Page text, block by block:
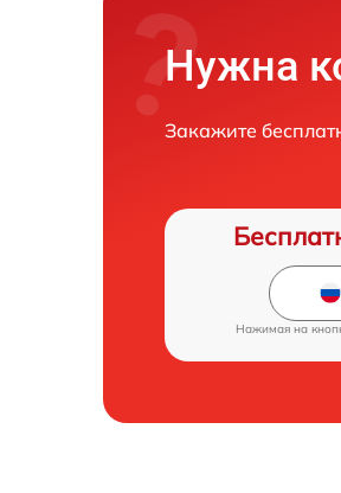
Нужна
Закажите
Нажимая на